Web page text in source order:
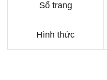
Số trang
Hình thức